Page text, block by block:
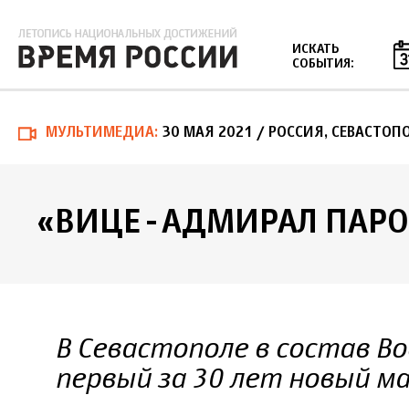
ИСКАТЬ
СОБЫТИЯ:
МУЛЬТИМЕДИА 30 МАЯ 2021 / РОССИЯ,
«ВИЦЕ-АДМИРАЛ
В Севастополе в состав
первый за 30 лет новый